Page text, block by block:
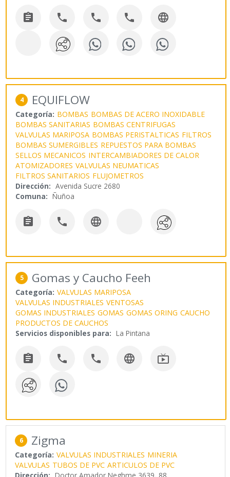
    
4 EQUIFLOW
Categoría: BOMBAS BOMBAS DE ACERO INOXIDABLE
BOMBAS SANITARIAS BOMBAS CENTRIFUGAS
VALVULAS MARIPOSA BOMBAS PERISTALTICAS FILTROS
BOMBAS SUMERGIBLES REPUESTOS PARA BOMBAS
SELLOS MECANICOS INTERCAMBIADORES DE CALOR
ATOMIZADORES VALVULAS NEUMATICAS
FILTROS SANITARIOS FLUJOMETROS
Dirección: Avenida Sucre 2680
Comuna: Ñuñoa
  
5 Gomas y Caucho Feeh
Categoría: VALVULAS MARIPOSA
VALVULAS INDUSTRIALES VENTOSAS
GOMAS INDUSTRIALES GOMAS GOMAS ORING CAUCHO
PRODUCTOS DE CAUCHOS
Servicios disponibles para: La Pintana
    
6 Zigma
Categoría: VALVULAS INDUSTRIALES MINERIA
VALVULAS TUBOS DE PVC ARTICULOS DE PVC